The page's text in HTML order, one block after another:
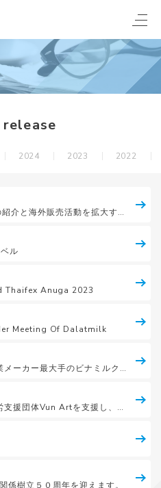
2024 2023 2022
弊社はATAD社の企業イメージの紹介と海外販売活動を拡大するために取材に同行しました
ル
Thaifex Anuga 2023
Meeting Of Dalatmilk
兼松ベトナム会社、ベトナム乳業メーカー最大手のビナミルクと戦略的パートナーシップを締結
兼松ベトナム会社は、障害者就労支援団体Vun Artを支援し、キャンバスバッグを制作しました。
係樹立５０周年を迎えます。